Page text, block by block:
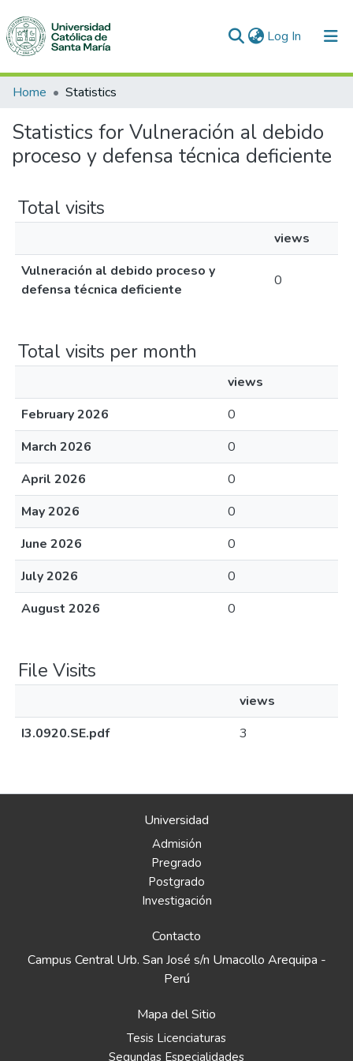
Log In (current)
Communities & Collections
All of DSpace
Home Statistics
Statistics for Vulneración al debido
proceso y defensa técnica deficiente
Total visits
views
Vulneración al debido proceso y
defensa técnica deficiente
0
Total visits per month
views
February 2026
0
March 2026
0
April 2026
0
May 2026
0
June 2026
0
July 2026
0
August 2026
0
File Visits
views
I3.0920.SE.pdf
3
Universidad
Admisión
Pregrado
Postgrado
Investigación
Contacto
Campus Central Urb. San José s/n Umacollo Arequipa -
Perú
Mapa del Sitio
Tesis Licenciaturas
Segundas Especialidades